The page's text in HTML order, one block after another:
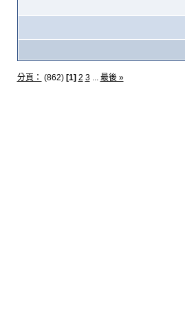
分頁： (862) [1] 2 3... 最後 »